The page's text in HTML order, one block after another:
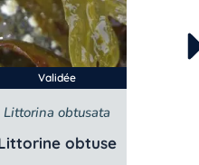
obtuse